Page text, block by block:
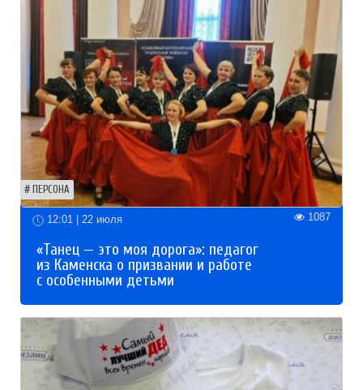
ПЕРСОНА
12:01 | 22 июля 1087
«Танец — это моя дорога»: педагог
из Каменска о призвании и работе
с особенными детьми